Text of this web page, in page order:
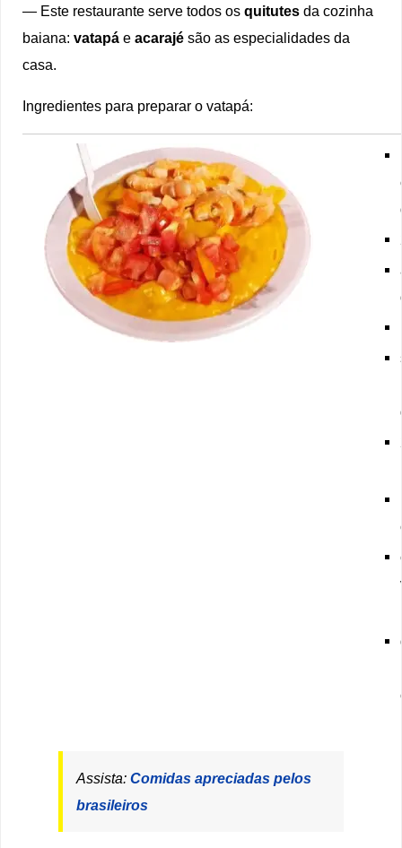
— Este restaurante serve todos osquitutes da cozinha
baiana:vatapá eacarajé são as especialidades da
casa.
Ingredientes para preparar o vatapá:
Assista:Comidas apreciadas pelos
brasileiros